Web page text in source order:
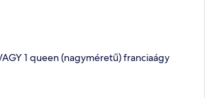
1 queen (nagyméretű) franciaágy